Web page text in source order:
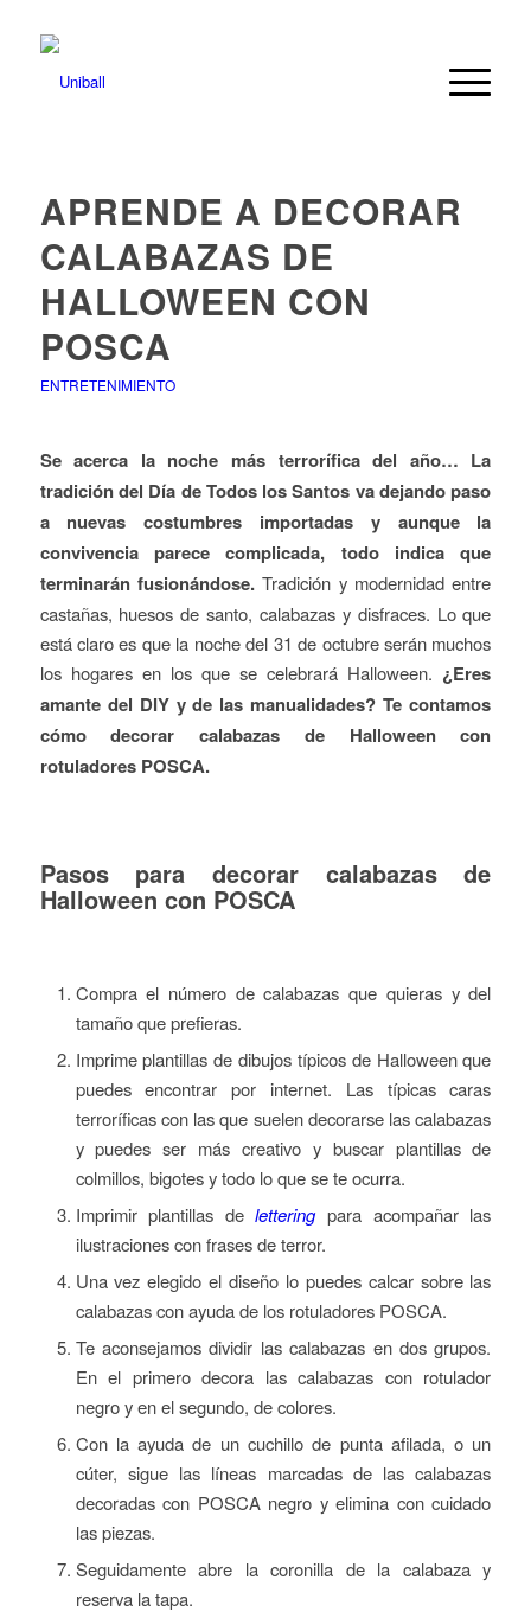
APRENDE A DECORAR
CALABAZAS DE
HALLOWEEN CON
POSCA
ENTRETENIMIENTO
Se acerca la noche más terrorífica del año… La
tradición del Día de Todos los Santos va dejando paso
a nuevas costumbres importadas y aunque la
convivencia parece complicada, todo indica que
terminarán fusionándose.Tradición y modernidad entre
castañas, huesos de santo, calabazas y disfraces. Lo que
está claro es que la noche del 31 de octubre serán muchos
los hogares en los que se celebrará Halloween. ¿Eres
amante del DIY y de las manualidades? Te contamos
cómo decorar calabazas de Halloween con
rotuladores POSCA.
Pasos para decorar calabazas de
Halloween con POSCA
Compra el número de calabazas que quieras y del
tamaño que prefieras.
Imprime plantillas de dibujos típicos de Halloween que
puedes encontrar por internet. Las típicas caras
terroríficas con las que suelen decorarse las calabazas
y puedes ser más creativo y buscar plantillas de
colmillos, bigotes y todo lo que se te ocurra.
Imprimir plantillas delettering para acompañar las
ilustraciones con frases de terror.
Una vez elegido el diseño lo puedes calcar sobre las
calabazas con ayuda de los rotuladores POSCA.
Te aconsejamos dividir las calabazas en dos grupos.
En el primero decora las calabazas con rotulador
negro y en el segundo, de colores.
Con la ayuda de un cuchillo de punta afilada, o un
cúter, sigue las líneas marcadas de las calabazas
decoradas con POSCA negro y elimina con cuidado
las piezas.
Seguidamente abre la coronilla de la calabaza y
reserva la tapa.